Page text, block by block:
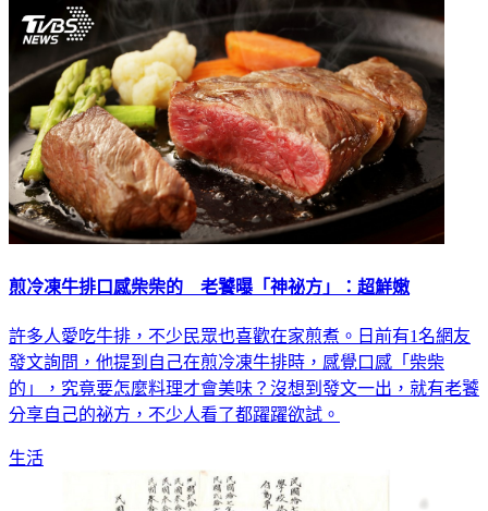
煎冷凍牛排口感柴柴的 老饕曝「神祕方」：超鮮嫩
許多人愛吃牛排，不少民眾也喜歡在家煎煮。日前有1名網友
發文詢問，他提到自己在煎冷凍牛排時，感覺口感「柴柴
的」，究竟要怎麼料理才會美味？沒想到發文一出，就有老饕
分享自己的祕方，不少人看了都躍躍欲試。
生活